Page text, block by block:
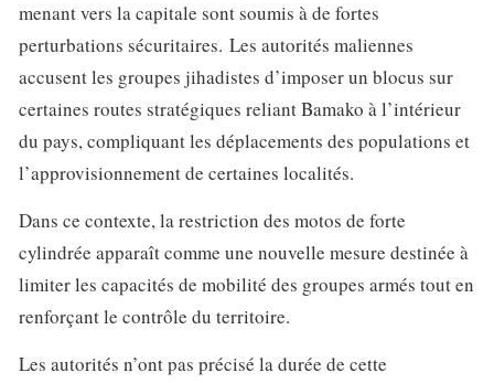
menant vers la capitale sont soumis à de fortes
perturbations sécuritaires. Les autorités maliennes
accusent les groupes jihadistes d’imposer un blocus sur
certaines routes stratégiques reliant Bamako à l’intérieur
du pays, compliquant les déplacements des populations et
l’approvisionnement de certaines localités.
Dans ce contexte, la restriction des motos de forte
cylindrée apparaît comme une nouvelle mesure destinée à
limiter les capacités de mobilité des groupes armés tout en
renforçant le contrôle du territoire.
Les autorités n’ont pas précisé la durée de cette